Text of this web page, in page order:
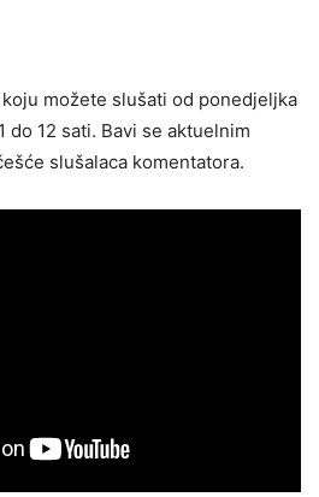
možete slušati od ponedjeljka
do 12 sati. Bavi se aktuelnim
slušalaca komentatora.